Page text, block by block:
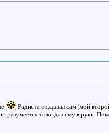
) Радиста создавал сам (мой
разумеется тоже дал ему в руки.